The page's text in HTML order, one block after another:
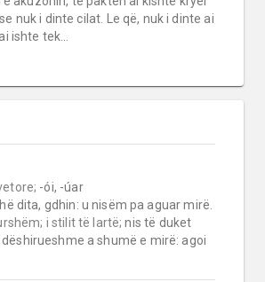
nuk i dinte cilat. Le që, nuk i dinte ai
ishte tek...
-ói, -úar
i stilit të lartë; nis të duket
a shumë e mirë: agoi